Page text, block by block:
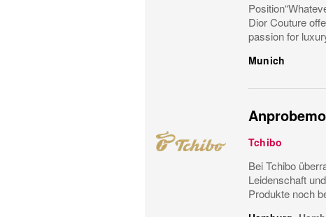
Dior Couture
passion for
Munich
Tchibo
Bei Tchibo
Leidenschaft
Produkte noch